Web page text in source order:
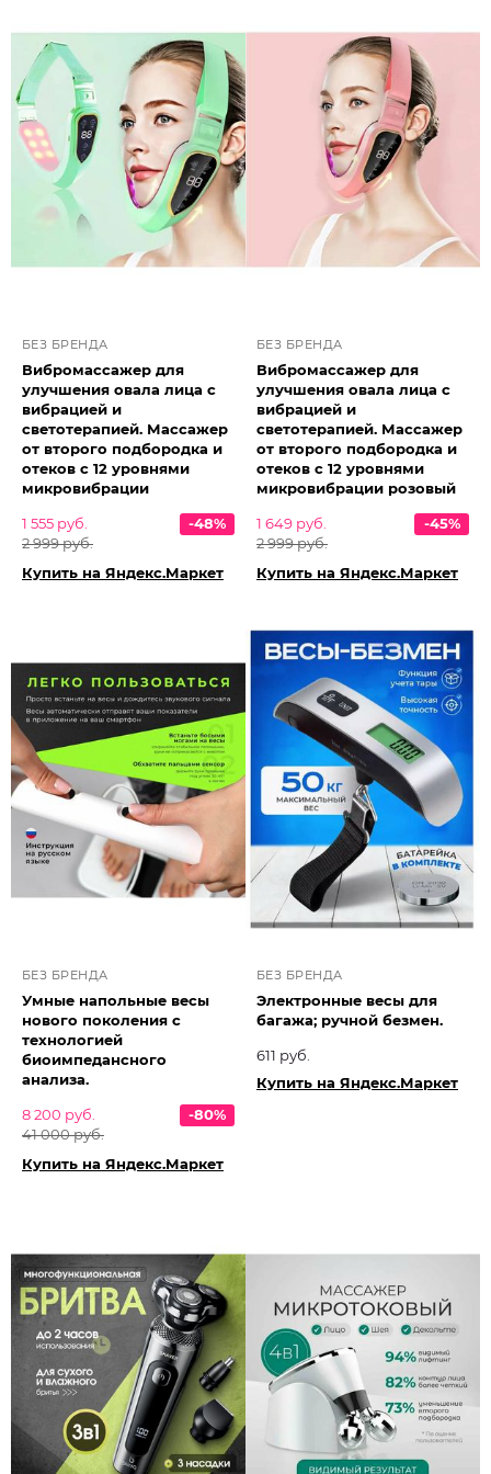
БЕЗ БРЕНДА
Вибромассажер для
улучшения овала лица с
вибрацией и
светотерапией. Массажер
от второго подбородка и
отеков с 12 уровнями
микровибрации
1 555 руб.
2 999 руб.
-48%
Купить на Яндекс.Маркет
БЕЗ БРЕНДА
Вибромассажер для
улучшения овала лица с
вибрацией и
светотерапией. Массажер
от второго подбородка и
отеков с 12 уровнями
микровибрации розовый
1 649 руб.
2 999 руб.
-45%
Купить на Яндекс.Маркет
БЕЗ БРЕНДА
Умные напольные весы
нового поколения с
технологией
биоимпедансного
анализа.
8 200 руб.
41 000 руб.
-80%
Купить на Яндекс.Маркет
БЕЗ БРЕНДА
Электронные весы для
багажа; ручной безмен.
611 руб.
Купить на Яндекс.Маркет